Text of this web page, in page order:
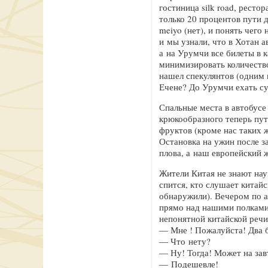
гостиница silk road,
только 20 процентов пути
meiyo (нет), и понять чего
и мы узнали, что в Хотан
а на Урумчи все билеты в
минимизировать
нашел спекулянтов
Ечене? До Урумчи ехать
Спальные места в
крюкообразного теперь
фруктов (кроме нас
Остановка на ужин после
плова, а наш европейский
Жители Китая не знают
спится, кто слушает
обнаружили). Вечером по
прямо над нашими
непонятной китайской
— Мне ! Пожалуйста! Два
— Что нету?
— Ну! Тогда! Может на
— Подешевле!